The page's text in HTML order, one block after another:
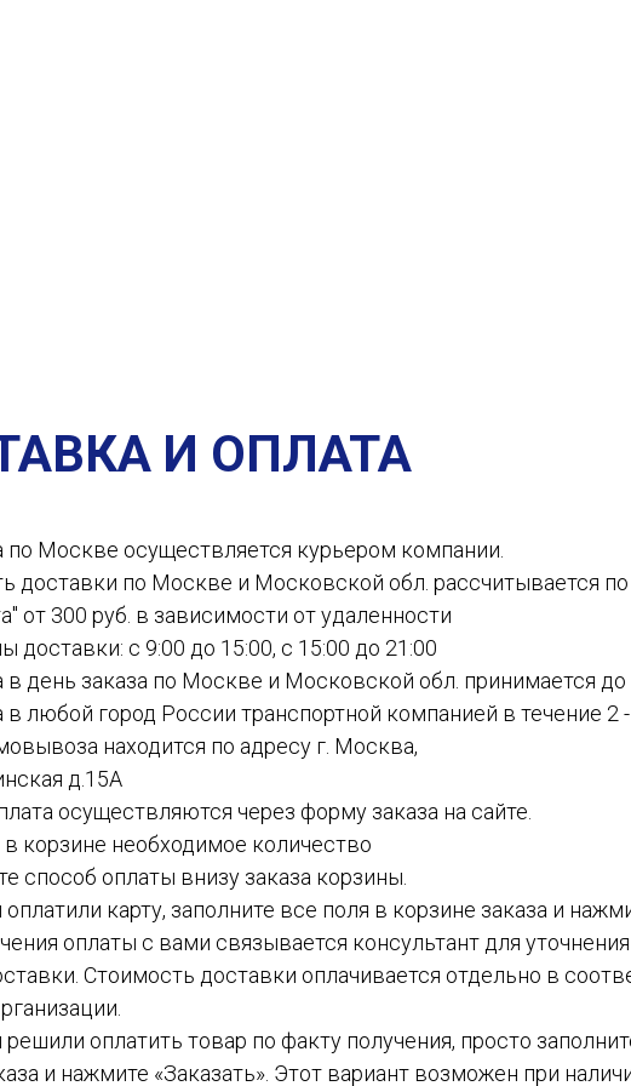
И ОПЛАТА
по Москве осуществляется курьером компании.
доставки по Москве и Московской обл. рассчитывается
от 300 руб. в зависимости от удаленности
доставки: с 9:00 до 15:00, с 15:00 до 21:00
в день заказа по Москве и Московской обл. принимается до
в любой город России транспортной компанией в течение 2
находится по адресу г. Москва,
д.15А
осуществляются через форму заказа на сайте.
в корзине необходимое количество
способ оплаты внизу заказа корзины.
карту, заполните все поля в корзине заказа и
оплаты с вами связывается консультант для
Стоимость доставки оплачивается отдельно в
решили оплатить товар по факту получения, просто
и нажмите «Заказать». Этот вариант возможен при